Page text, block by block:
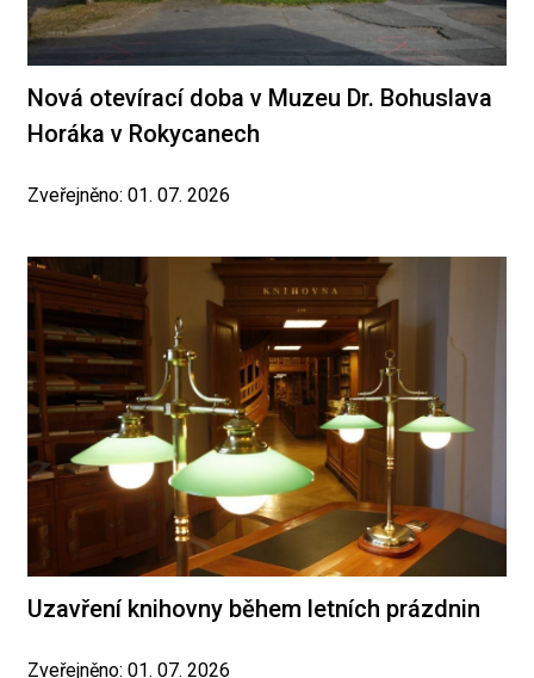
Nová otevírací doba v Muzeu Dr. Bohuslava
Horáka v Rokycanech
Zveřejněno: 01. 07. 2026
Uzavření knihovny během letních prázdnin
Zveřejněno: 01. 07. 2026